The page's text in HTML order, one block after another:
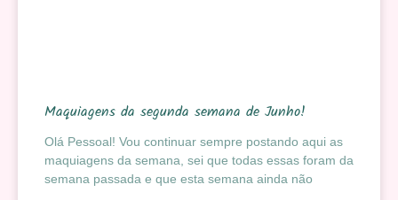
Maquiagens da segunda semana de Junho!
Olá Pessoal! Vou continuar sempre postando aqui as
maquiagens da semana, sei que todas essas foram da
semana passada e que esta semana ainda não